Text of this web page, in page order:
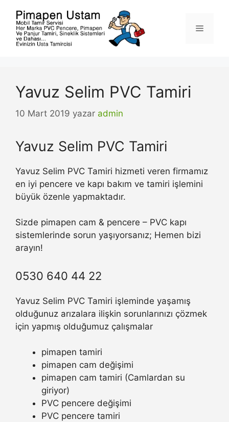
Menü
Yavuz Selim PVC Tamiri
10 Mart 2019 yazar admin
Yavuz Selim PVC Tamiri
Yavuz Selim PVC Tamiri hizmeti veren firmamız
en iyi pencere ve kapı bakım ve tamiri işlemini
büyük özenle yapmaktadır.
Sizde pimapen cam & pencere – PVC kapı
sistemlerinde sorun yaşıyorsanız; Hemen bizi
arayın!
0530 640 44 22
Yavuz Selim PVC Tamiri işleminde yaşamış
olduğunuz arızalara ilişkin sorunlarınızı çözmek
için yapmış olduğumuz çalışmalar
pimapen tamiri
pimapen cam değişimi
pimapen cam tamiri (Camlardan su
giriyor)
PVC pencere değişimi
PVC pencere tamiri